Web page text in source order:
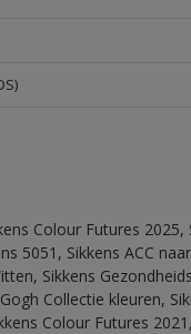
Colour Futures 2025,
5051, Sikkens ACC
Sikkens
Collectie kleuren,
Colour Futures